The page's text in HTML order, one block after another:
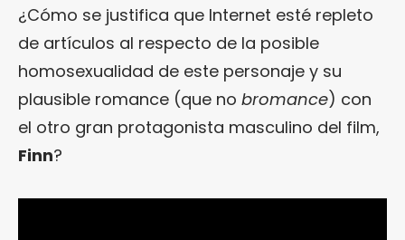
¿Cómo se justifica que Internet esté repleto
de artículos al respecto de la posible
homosexualidad de este personaje y su
plausible romance (que no bromance) con
el otro gran protagonista masculino del film,
Finn?